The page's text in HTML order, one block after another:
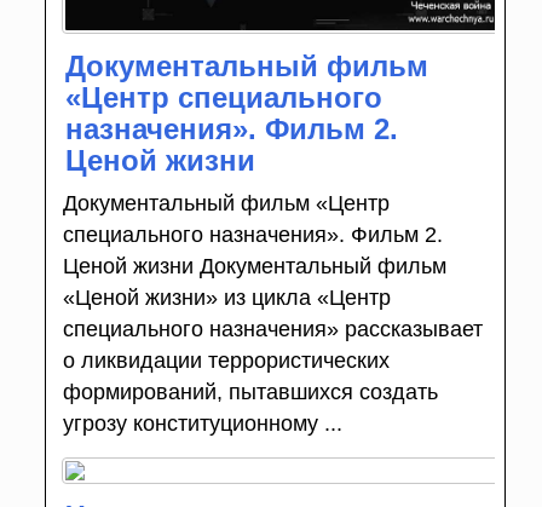
Документальный фильм
«Центр специального
назначения». Фильм 2.
Ценой жизни
Документальный фильм «Центр
специального назначения». Фильм 2.
Ценой жизни Документальный фильм
«Ценой жизни» из цикла «Центр
специального назначения» рассказывает
о ликвидации террористических
формирований, пытавшихся создать
угрозу конституционному ...